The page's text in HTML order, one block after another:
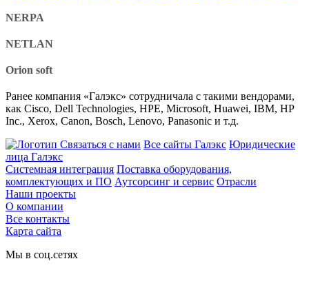
NERPA
NETLAN
Orion soft
Ранее компания «Галэкс» сотрудничала с такими вендорами,
как Cisco, Dell Technologies, HPE, Microsoft, Huawei, IBM, HP
Inc., Xerox, Canon, Bosch, Lenovo, Panasonic и т.д.
Связаться с нами Все сайты Галэкс Юридические
лица Галэкс
Системная интеграция Поставка оборудования,
комплектующих и ПО Аутсорсинг и сервис Отрасли
Наши проекты
О компании
Все контакты
Карта сайта
Мы в соц.сетях